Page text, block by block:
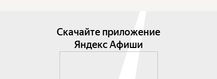
Скачайте приложение
Яндекс Афиши